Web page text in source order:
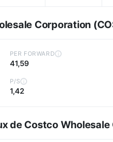
Corporation
PER FORWARD i
41,59
P/S i
1,42
de Costco